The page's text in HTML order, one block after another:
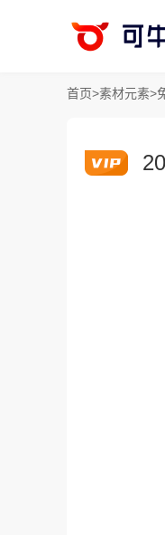
首页>素材元素>